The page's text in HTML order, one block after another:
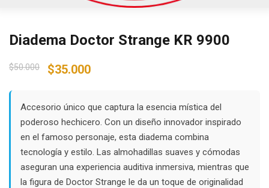
Diadema Doctor Strange KR 9900
$50.000
Original
$50.000.
$35.000Current
$35.000.
Accesorio único que captura la esencia mística del
poderoso hechicero. Con un diseño innovador inspirado
en el famoso personaje, esta diadema combina
tecnología y estilo. Las almohadillas suaves y cómodas
aseguran una experiencia auditiva inmersiva, mientras que
la figura de Doctor Strange le da un toque de originalidad